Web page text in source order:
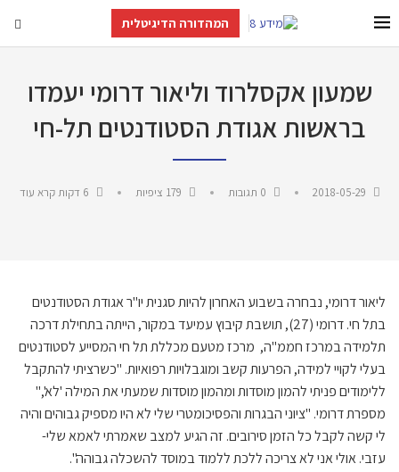
המהדורה הדיגיטלית
שמעון אקסלרוד וליאור דרומי יעמדו
בראשות אגודת הסטודנטים תל-חי
2018-05-29
179 ציפיות
ליאור דרומי, נבחרה בשבוע האחרון להיות סגנית יו"ר אגודת הסטודנטים
בתל חי. דרומי (27), תושבת קיבוץ עמיעד במקור, הייתה בתחילת דרכה
תלמידה במרכז חממ"ה, מרכז מטעם מכללת תל חי המסייע לסטודנטים
בעלי לקויי למידה, הפרעות קשב ומוגבלויות רפואיות. "כשרציתי להתקבל
ללימודים פניתי להמון מוסדות ומהמון מוסדות שמעתי את המילה 'לא',"
מספרת דרומי. "ציוני הבגרות והפסיכומטרי שלי לא היו מספיק גבוהים והיה
לי קשה לקבל כל הזמן סירובים. זה הגיע למצב שאמרתי לאמא שלי-
עזבי. אולי אני לא צריכה ללכת ללמוד במוסד להשכלה גבוהה".